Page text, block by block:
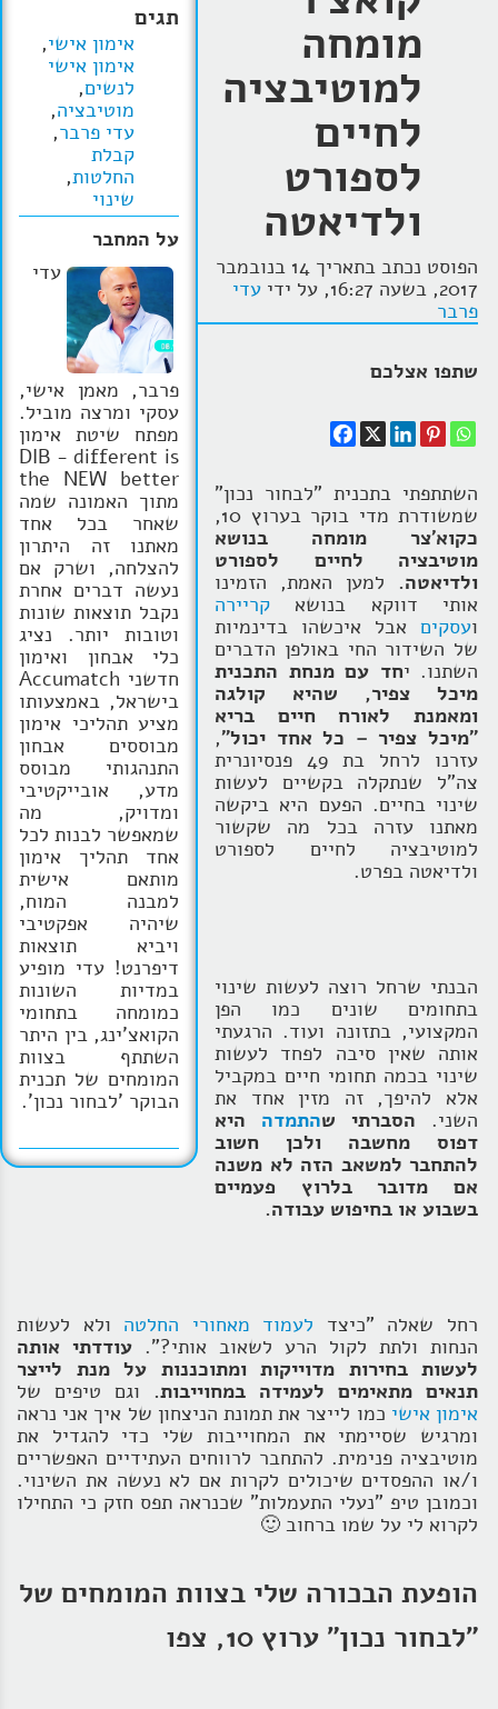
בלוג קואצ'ינג
שאלות תשובות
יצירת קשר
תגים
אימון אישי,
אימון אישי
לנשים,
מוטיבציה,
עדי פרבר,
קבלת
החלטות,
שינוי
על המחבר
עדי
פרבר, מאמן אישי,
עסקי ומרצה מוביל.
מפתח שיטת אימון
DIB - different is
the NEW better
מתוך האמונה שמה
שאחר בכל אחד
מאתנו זה היתרון
להצלחה, ושרק אם
נעשה דברים אחרת
נקבל תוצאות שונות
וטובות יותר. נציג
כלי אבחון ואימון
חדשני Accumatch
בישראל, באמצעותו
מציע תהליכי אימון
מבוססים אבחון
התנהגותי מבוסס
מדע, אובייקטיבי
ומדויק, מה
שמאפשר לבנות לכל
אחד תהליך אימון
מותאם אישית
למבנה המוח,
שיהיה אפקטיבי
ויביא תוצאות
דיפרנט! עדי מופיע
במדיות השונות
כמומחה בתחומי
הקואצ'ינג, בין היתר
השתתף בצוות
המומחים של תכנית
הבוקר 'לבחור נכון'.
מומחה
למוטיבציה
לחיים
לספורט
ולדיאטה
הפוסט נכתב בתאריך 14 בנובמבר
2017, בשעה 16:27, על ידי
עדי
פרבר
שתפו אצלכם
השתתפתי בתכנית "לבחור נכון"
שמשודרת מדי בוקר בערוץ 10,
כקוא'צר מומחה בנושא
מוטיבציה לחיים לספורט
ולדיאטה. למען האמת, הזמינו
אותי דווקא בנושא קריירה
ועסקים אבל איכשהו בדינמיות
של השידור החי באולפן הדברים
השתנו. יחד עם מנחת התכנית
מיכל צפיר, שהיא קולגה
ומאמנת לאורח חיים בריא
"מיכל צפיר – כל אחד יכול",
עזרנו לרחל בת 49 פנסיונרית
צה"ל שנתקלה בקשיים לעשות
שינוי בחיים. הפעם היא ביקשה
מאתנו עזרה בכל מה שקשור
למוטיבציה לחיים לספורט
ולדיאטה בפרט.
הבנתי שרחל רוצה לעשות שינוי
בתחומים שונים כמו הפן
המקצועי, בתזונה ועוד. הרגעתי
אותה שאין סיבה לפחד לעשות
שינוי בכמה תחומי חיים במקביל
אלא להיפך, זה מזין אחד את
השני. הסברתי שהתמדה היא
דפוס מחשבה ולכן חשוב
להתחבר למשאב הזה לא משנה
אם מדובר בלרוץ פעמיים
בשבוע או בחיפוש עבודה.
רחל שאלה "כיצד לעמוד מאחורי החלטה ולא לעשות
הנחות ולתת לקול הרע לשאוב אותי?". עודדתי אותה
לעשות בחירות מדוייקות ומתוכננות על מנת לייצר
תנאים מתאימים לעמידה במחוייבות. וגם טיפים של
אימון אישי כמו לייצר את תמונת הניצחון של איך אני נראה
ומרגיש שסיימתי את המחוייבות שלי כדי להגדיל את
מוטיבציה פנימית. להתחבר לרווחים העתידיים האפשריים
ו/או ההפסדים שיכולים לקרות אם לא נעשה את השינוי.
וכמובן טיפ "נעלי התעמלות" שכנראה תפס חזק כי התחילו
לקרוא לי על שמו ברחוב 🙂
הופעת הבכורה שלי בצוות המומחים של
"לבחור נכון" ערוץ 10, צפו